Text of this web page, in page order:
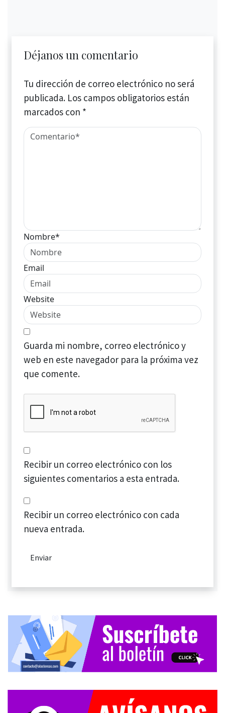
Déjanos un comentario
Tu dirección de correo electrónico no será
publicada. Los campos obligatorios están
marcados con *
Nombre*
Email
Website
Guarda mi nombre, correo electrónico y
web en este navegador para la próxima vez
que comente.
Recibir un correo electrónico con los
siguientes comentarios a esta entrada.
Recibir un correo electrónico con cada
nueva entrada.